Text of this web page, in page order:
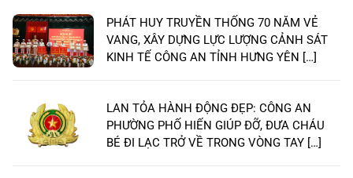
PHÁT HUY TRUYỀN THỐNG 70 NĂM VẺ
VANG, XÂY DỰNG LỰC LƯỢNG CẢNH SÁT
KINH TẾ CÔNG AN TỈNH HƯNG YÊN […]
LAN TỎA HÀNH ĐỘNG ĐẸP: CÔNG AN
PHƯỜNG PHỐ HIẾN GIÚP ĐỠ, ĐƯA CHÁU
BÉ ĐI LẠC TRỞ VỀ TRONG VÒNG TAY […]